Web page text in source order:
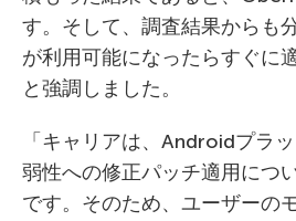
す。そして、調査結果からも
が利用可能になったらすぐに
と強調しました。
「キャリアは、Androidプラ
弱性への修正パッチ適用につ
です。そのため、ユーザーの